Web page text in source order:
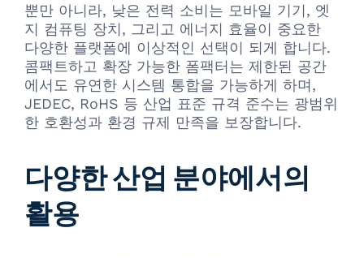
뿐만 아니라, 낮은 전력 소비는 모바일 기기, 엣
지 컴퓨팅 장치, 그리고 에너지 효율이 중요한
다양한 플랫폼에 이상적인 선택이 되게 합니다.
콤팩트하고 확장 가능한 폼팩터는 제한된 공간
에서도 유연한 시스템 통합을 가능하게 하며,
JEDEC, RoHS 등 산업 표준 규격 준수는 광범위
한 호환성과 환경 규제 만족을 보장합니다.
다양한 산업 분야에서의
활용